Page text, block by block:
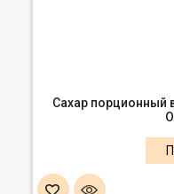
Сахар порционный